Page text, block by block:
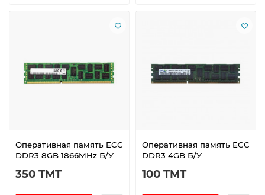
Оперативная память ECC
DDR3 8GB 1866MHz Б/У
350 TMT
Оперативная память ECC
DDR3 4GB Б/У
100 TMT